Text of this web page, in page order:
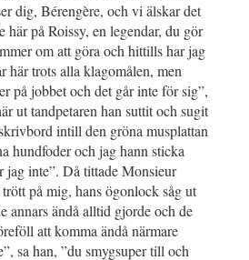
dig, Bérengère, och vi älskar det
här på Roissy, en legendar, du gör
om att göra och hittills har jag
här trots alla klagomålen, men
på jobbet och det går inte för sig”,
ut tandpetaren han suttit och sugit
intill den gröna musplattan
hundfoder och jag hann sticka
jag inte”. Då tittade Monsieur
på mig, hans ögonlock såg ut
annars ändå alltid gjorde och de
att komma ändå närmare
sa han, ”du smygsuper till och